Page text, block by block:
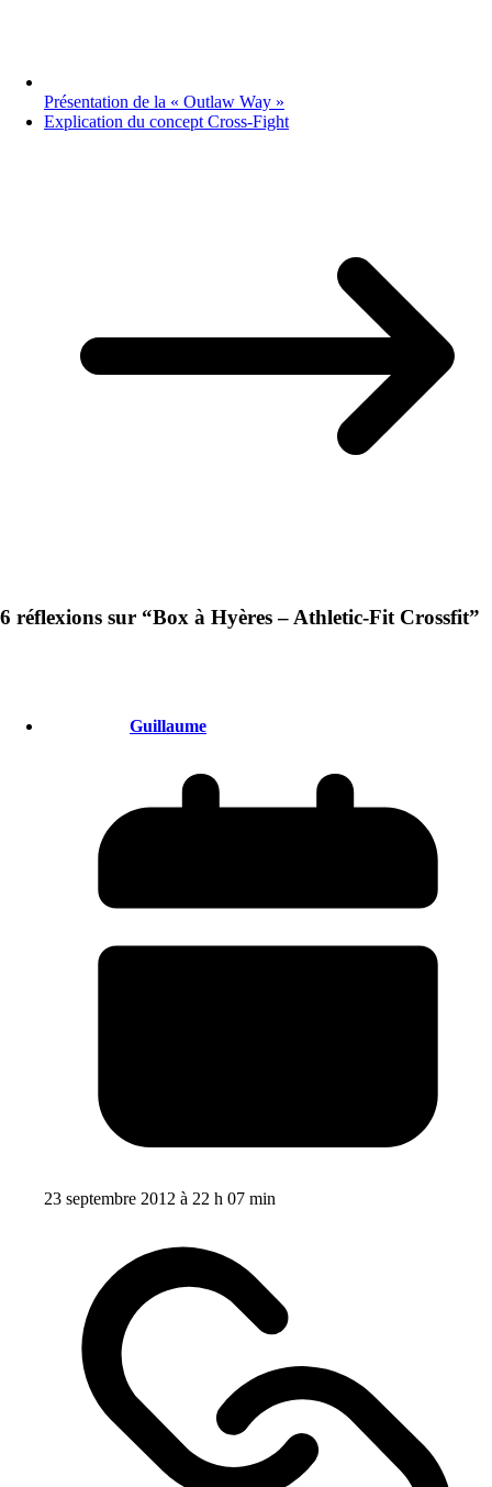
Présentation de la « Outlaw Way »
Explication du concept Cross-Fight
6 réflexions sur “Box à Hyères – Athletic-Fit Crossfit”
Guillaume
23 septembre 2012 à 22 h 07 min